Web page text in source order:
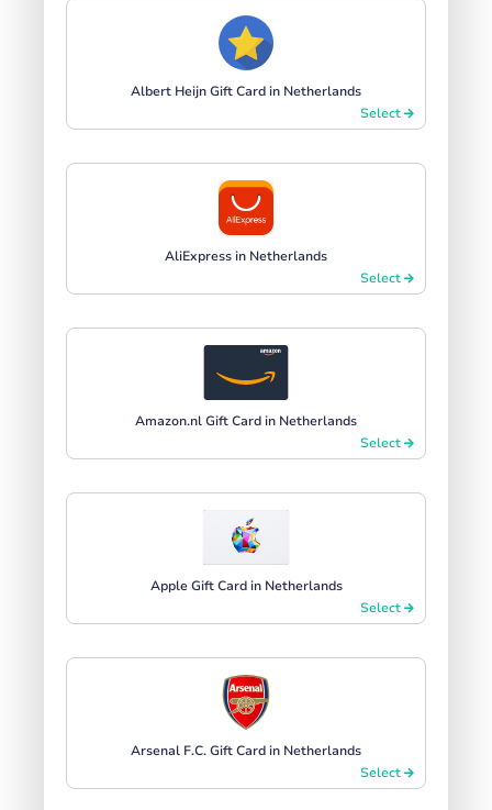
Albert Heijn Gift Card in Netherlands
Select
AliExpress in Netherlands
Select
Amazon.nl Gift Card in Netherlands
Select
Apple Gift Card in Netherlands
Select
Arsenal F.C. Gift Card in Netherlands
Select